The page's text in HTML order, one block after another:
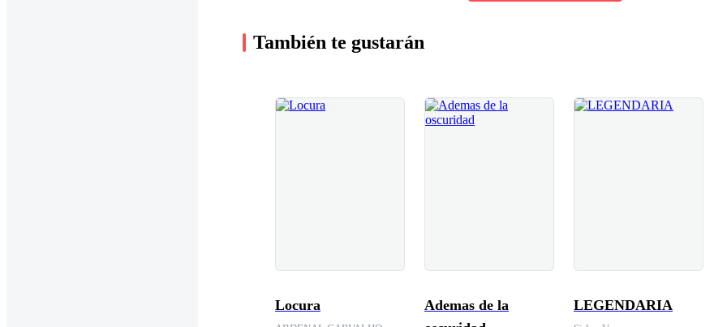
También te gustarán
Locura
Ademas de la
LEGENDARIA